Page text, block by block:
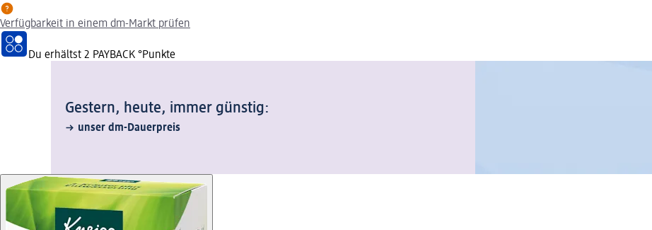
Verfügbarkeit in einem dm-Markt prüfen
Du erhältst 2 PAYBACK °Punkte
Gestern, heute, immer günstig:
unser dm-Dauerpreis